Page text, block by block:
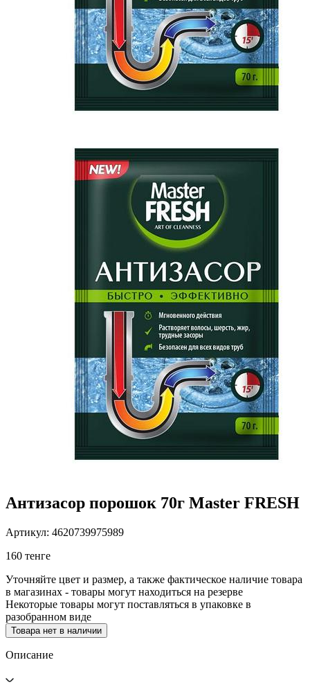
Антизасор порошок 70г Master FRESH
Артикул: 4620739975989
160 тенге
Уточняйте цвет и размер, а также фактическое наличие товара
в магазинах - товары могут находиться на резерве
Некоторые товары могут поставляться в упаковке в
разобранном виде
Товара нет в наличии
Описание